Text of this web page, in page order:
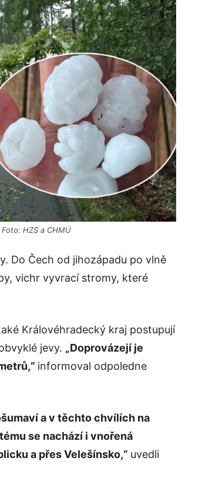
HZS a CHMÚ
Do Čech od jihozápadu po vlně
vichr vyvrací stromy, které
Královéhradecký kraj postupují
jevy. „Doprovázejí je
informoval odpoledne
a v těchto chvílích na
se nachází i vnořená
a přes Velešínsko,“ uvedli